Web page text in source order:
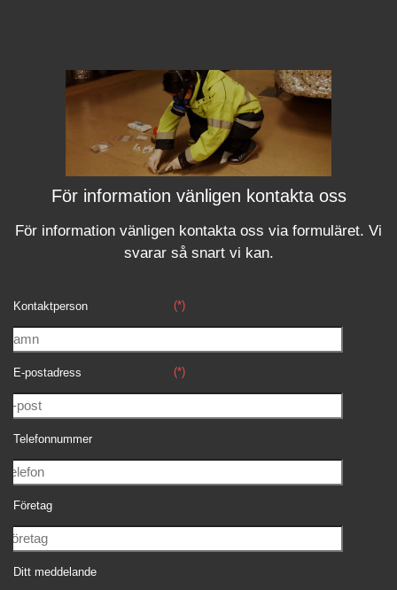
För information vänligen kontakta oss
För information vänligen kontakta oss via formuläret. Vi
svararså snart vi kan.
Kontaktperson (*)
E-postadress (*)
Telefonnummer
Företag
Ditt meddelande